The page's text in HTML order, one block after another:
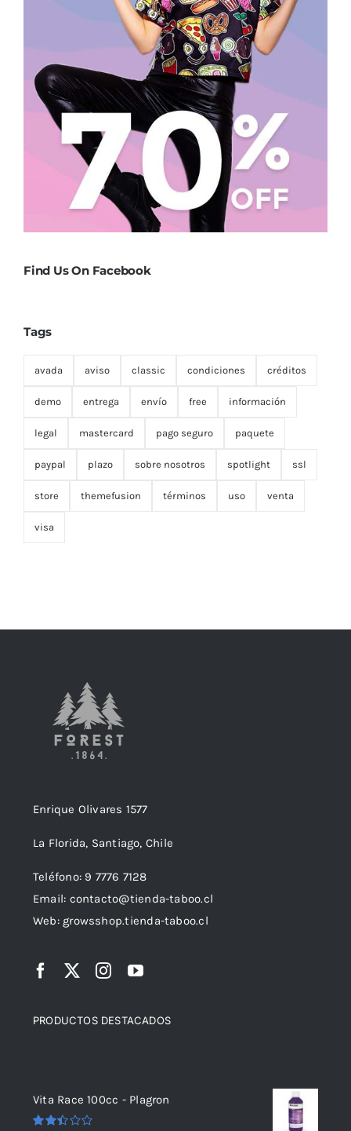
Find Us On Facebook
Tags
avada aviso classic condiciones créditos
demo entrega envío free información
legal mastercard pago seguro paquete
paypal plazo sobre nosotros spotlight ssl
store themefusion términos uso venta
visa
Enrique Olivares 1577
La Florida, Santiago, Chile
Teléfono: 9 7776 7128
Email: contacto@tienda-taboo.cl
Web: growsshop.tienda-taboo.cl
PRODUCTOS DESTACADOS
Vita Race 100cc - Plagron